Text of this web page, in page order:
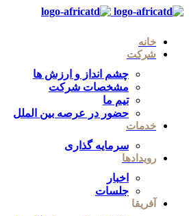
خانه
شرکت
چشم انداز و ارزش ها
مشخصات شرکت
تیم ما
حضور در عرصه بین الملل
خدمات
سرمایه گذاری
رویدادها
اخبار
جلسات
آفریقا